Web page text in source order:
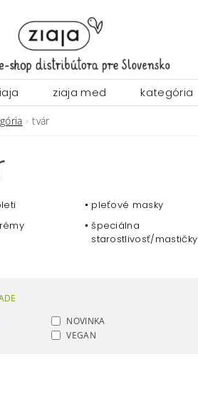
ziaja med kategória
tvár
pleťové masky
špeciálna
starostlivosť/mastičky
NOVINKA
VEGAN